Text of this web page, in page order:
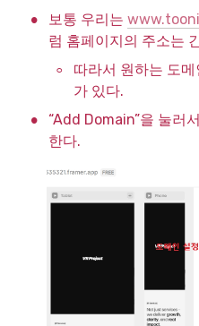
• 보통 우리는
럼 홈페이지의 주소는
◦
따라서 원하는 도
가 있다.
•
“Add Domain”을 눌러
한다.